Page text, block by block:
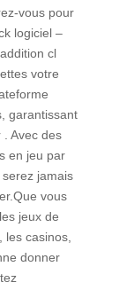
vous pour
logiciel –
cl
votre
garantissant
Avec des
en jeu par
jamais
vous
jeux de
casinos,
donner